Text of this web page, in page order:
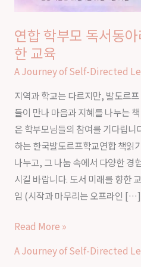
연합 학부모 독서동
한 교육
A Journey of Self-Directed
지역과 학교는 다르지만, 발도르
들이 만나 마음과 지혜를 나누는
은 학부모님들의 참여를 기다립니
하는 한국발도르프학교연합 책읽
나누고, 그 나눔 속에서 다양한 경
시길 바랍니다. 도서 미래를 향한
임 (시작과 마무리는 오프라인 […]
Read More »
A Journey of Self-Directed